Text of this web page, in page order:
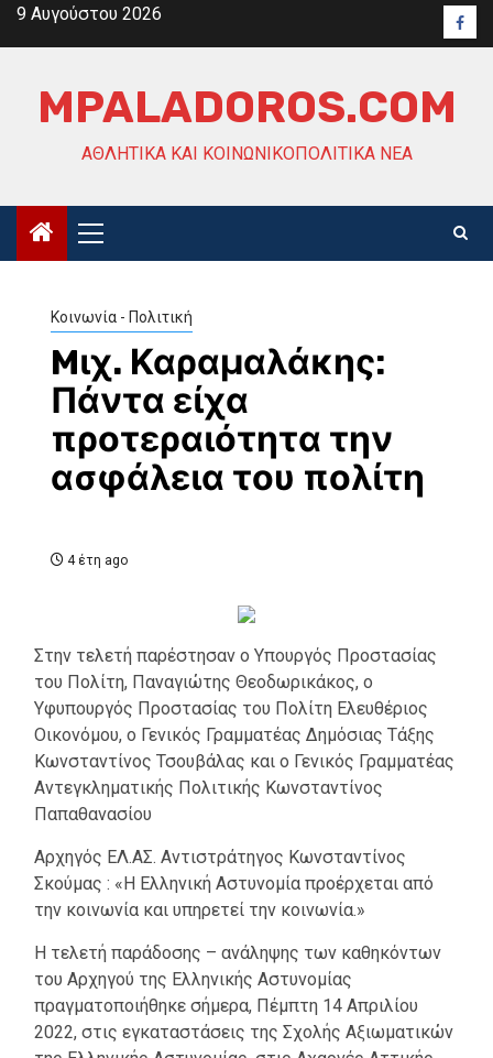
Skip9 Αυγούστου 2026
MPALADOROS.COM
ΑΘΛΗΤΙΚΆ ΚΑΙ ΚΟΙΝΩΝΙΚΟΠΟΛΙΤΙΚΆ ΝΈΑ
Primary
Menu
Κοινωνία - Πολιτική
Mιχ. Καραμαλάκης:
Πάντα είχα
προτεραιότητα την
ασφάλεια του πολίτη
4 έτη ago
Στην τελετή παρέστησαν ο Υπουργός Προστασίας
του Πολίτη, Παναγιώτης Θεοδωρικάκος, ο
Υφυπουργός Προστασίας του Πολίτη Ελευθέριος
Οικονόμου, ο Γενικός Γραμματέας Δημόσιας Τάξης
Κωνσταντίνος Τσουβάλας και ο Γενικός Γραμματέας
Αντεγκληματικής Πολιτικής Κωνσταντίνος
Παπαθανασίου
Αρχηγός ΕΛ.ΑΣ. Αντιστράτηγος Κωνσταντίνος
Σκούμας : «Η Ελληνική Αστυνομία προέρχεται από
την κοινωνία και υπηρετεί την κοινωνία.»
Η τελετή παράδοσης – ανάληψης των καθηκόντων
του Αρχηγού της Ελληνικής Αστυνομίας
πραγματοποιήθηκε σήμερα, Πέμπτη 14 Απριλίου
2022, στις εγκαταστάσεις της Σχολής Αξιωματικών